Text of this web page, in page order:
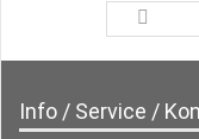
Info / Service /